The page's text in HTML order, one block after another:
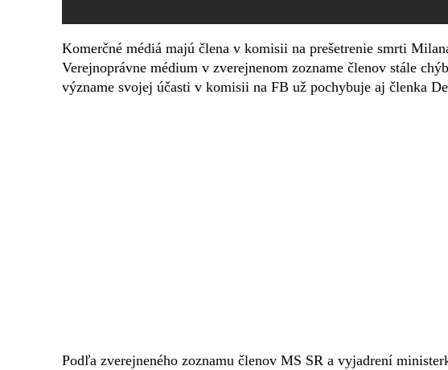
Komerčné médiá majú člena v komisii na prešetrenie smrti
Verejnoprávne médium v zverejnenom zozname členov stále
význame svojej účasti v komisii na FB už pochybuje aj členka
Podľa zverejneného zoznamu členov MS SR a vyjadrení